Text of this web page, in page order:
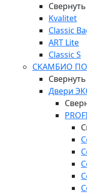
Свернуть
Kvalitet
Classic
ART Lite
Classic S
СКАМБИО
Свернуть
Двери